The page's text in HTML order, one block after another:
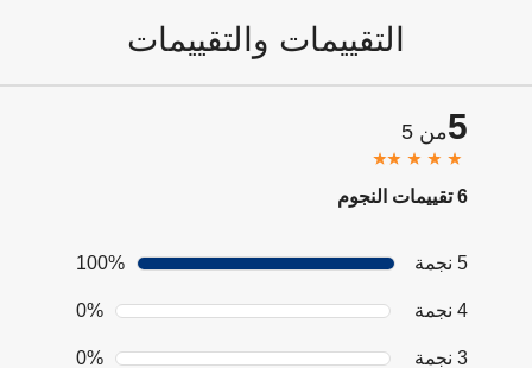
التقييمات والتقييمات
5من 5
6 تقييمات النجوم
5 نجمة 100%
4 نجمة 0%
3 نجمة 0%